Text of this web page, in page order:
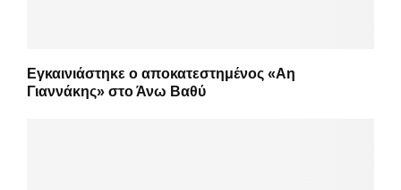
Εγκαινιάστηκε ο αποκατεστημένος «Αη
Γιαννάκης» στο Άνω Βαθύ